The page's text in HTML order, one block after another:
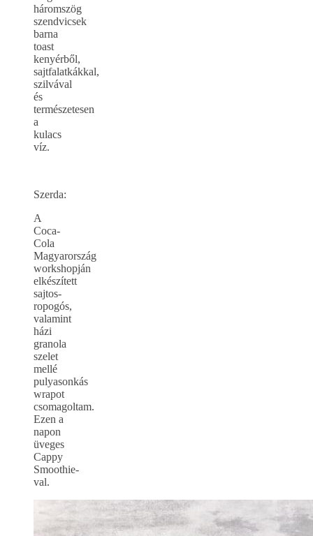
háromszög
szendvicsek
barna
toast
kenyérből,
sajtfalatkákkal,
szilvával
és
természetesen
a
kulacs
víz.
Szerda:
A
Coca-
Cola
Magyarország
workshopján
elkészített
sajtos-
ropogós,
valamint
házi
granola
szelet
mellé
pulyasonkás
wrapot
csomagoltam.
Ezen a
napon
üveges
Cappy
Smoothie-
val.